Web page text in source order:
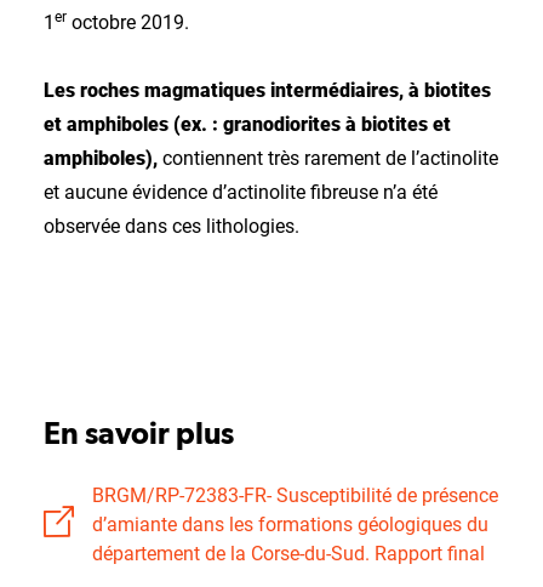
1 er octobre 2019.
Les roches magmatiques intermédiaires, à biotites
et amphiboles (ex. : granodiorites à biotites et
amphiboles), contiennent très rarement de l’actinolite
et aucune évidence d’actinolite fibreuse n’a été
observée dans ces lithologies.
En savoir plus
BRGM/RP-72383-FR- Susceptibilité de présence
d’amiante dans les formations géologiques du
département de la Corse-du-Sud. Rapport final